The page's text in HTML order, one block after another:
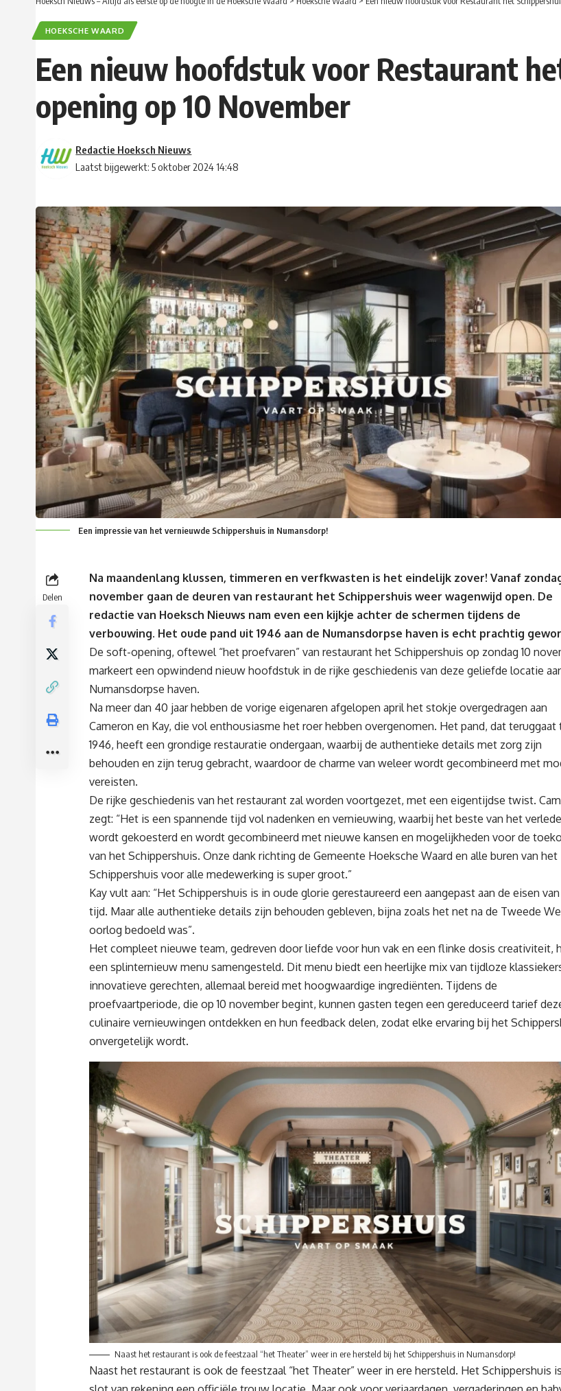
HOEKSCHE WAARD
Een nieuw hoofdstuk voor Restaurant
opening op 10 November
Laatst bijgewerkt: 5 oktober 2024 14:48
Redactie Hoeksch Nieuws
Een impressie van het vernieuwde Schippershuis in Numansdorp!
Delen
Na maandenlang klussen, timmeren en verfkwasten is het eindelijk zover! Vanaf
november gaan de deuren van restaurant het Schippershuis weer wagenwijd open. De
redactie van Hoeksch Nieuws nam even een kijkje achter de schermen tijdens de
verbouwing. Het oude pand uit 1946 aan de Numansdorpse haven is echt prachtig
De soft-opening, oftewel “het proefvaren” van restaurant het Schippershuis op zondag 10
markeert een opwindend nieuw hoofdstuk in de rijke geschiedenis van deze geliefde locatie
Numansdorpse haven.
Na meer dan 40 jaar hebben de vorige eigenaren afgelopen april het stokje overgedragen aan
Cameron en Kay, die vol enthousiasme het roer hebben overgenomen. Het pand, dat
1946, heeft een grondige restauratie ondergaan, waarbij de authentieke details met zorg zijn
behouden en zijn terug gebracht, waardoor de charme van weleer wordt gecombineerd met
vereisten.
De rijke geschiedenis van het restaurant zal worden voortgezet, met een eigentijdse twist.
zegt: “Het is een spannende tijd vol nadenken en vernieuwing, waarbij het beste van het
wordt gekoesterd en wordt gecombineerd met nieuwe kansen en mogelijkheden voor de
van het Schippershuis. Onze dank richting de Gemeente Hoeksche Waard en alle buren van het
Schippershuis voor alle medewerking is super groot.”
Kay vult aan: “Het Schippershuis is in oude glorie gerestaureerd een aangepast aan de eisen
tijd. Maar alle authentieke details zijn behouden gebleven, bijna zoals het net na de Tweede
oorlog bedoeld was”.
Het compleet nieuwe team, gedreven door liefde voor hun vak en een flinke dosis creativiteit,
een splinternieuw menu samengesteld. Dit menu biedt een heerlijke mix van tijdloze
innovatieve gerechten, allemaal bereid met hoogwaardige ingrediënten. Tijdens de
proefvaartperiode, die op 10 november begint, kunnen gasten tegen een gereduceerd tarief
culinaire vernieuwingen ontdekken en hun feedback delen, zodat elke ervaring bij het
onvergetelijk wordt.
Naast het restaurant is ook de feestzaal “het Theater” weer in ere hersteld bij het Schippershuis in Numansdorp!
Naast het restaurant is ook de feestzaal “het Theater” weer in ere hersteld. Het Schippershuis